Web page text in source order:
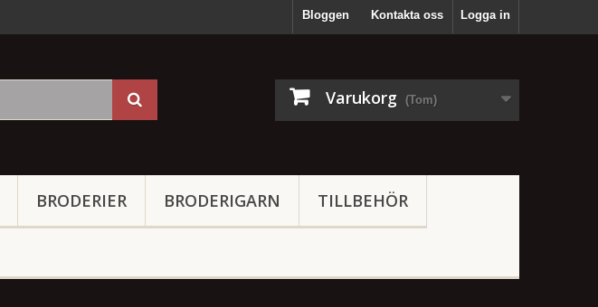
Logga in
Bloggen Kontakta oss
Varukorg (Tom)
BRODERIER BRODERIGARN TILLBEHÖR